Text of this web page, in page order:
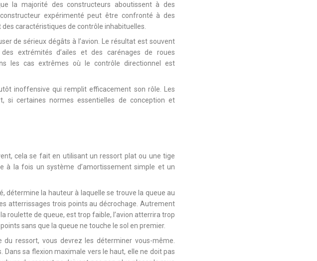
la majorité des constructeurs aboutissent à des
expérimenté peut être confronté à des
caractéristiques de contrôle inhabituelles.
de sérieux dégâts à l’avion. Le résultat est souvent
extrémités d’ailes et des carénages de roues
les cas extrêmes où le contrôle directionnel est
inoffensive qui remplit efficacement son rôle. Les
si certaines normes essentielles de conception et
cela se fait en utilisant un ressort plat ou une tige
à la fois un système d’amortissement simple et un
détermine la hauteur à laquelle se trouve la queue au
atterrissages trois points au décrochage. Autrement
roulette de queue, est trop faible, l’avion atterrira trop
sans que la queue ne touche le sol en premier.
ressort, vous devrez les déterminer vous-même.
Dans sa flexion maximale vers le haut, elle ne doit pas